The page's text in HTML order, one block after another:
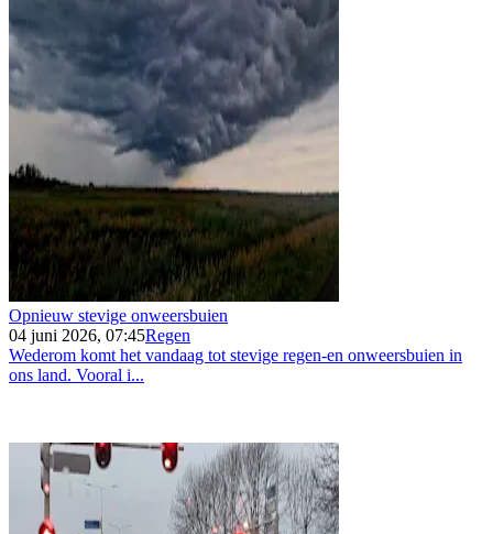
Opnieuw stevige onweersbuien
04 juni 2026, 07:45Regen
Wederom komt het vandaag tot stevige regen-en onweersbuien in
ons land. Vooral i...